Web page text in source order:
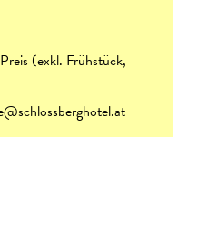
(exkl. Frühstück,